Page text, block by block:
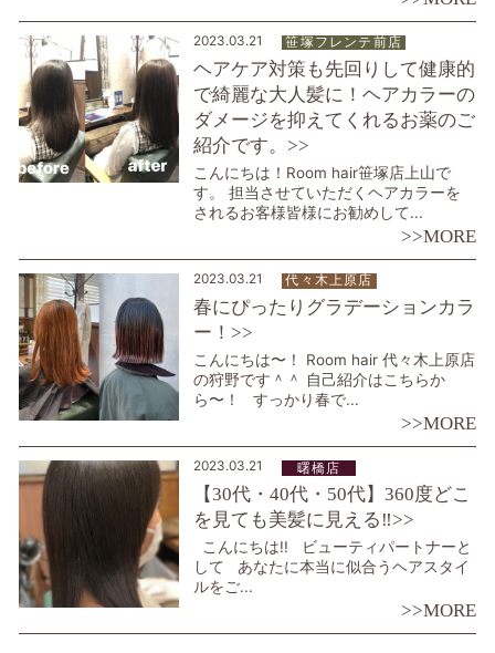
2023.03.21 笹塚フレンテ前店
ヘアケア対策も先回りして健康的
で綺麗な大人髪に！ヘアカラーの
ダメージを抑えてくれるお薬のご
紹介です。>>
こんにちは！Room hair笹塚店上山で
す。 担当させていただくヘアカラーを
されるお客様皆様にお勧めして...
>>MORE
2023.03.21 代々木上原店
春にぴったりグラデーションカラ
ー！>>
こんにちは〜！ Room hair 代々木上原店
の狩野です＾＾ 自己紹介はこちらか
ら〜！ すっかり春で...
>>MORE
2023.03.21 曙橋店
【30代・40代・50代】360度どこ
を見ても美髪に見える‼️>>
こんにちは!! ビューティパートナーと
して あなたに本当に似合うヘアスタイ
ルをご...
>>MORE